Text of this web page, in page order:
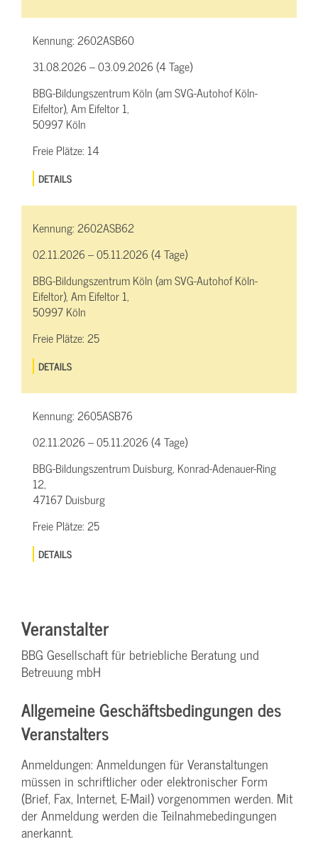
Kennung:2602ASB60
31.08.2026 – 03.09.2026 (4 Tage)
BBG-Bildungszentrum Köln (am SVG-Autohof Köln-
Eifeltor), Am Eifeltor 1,
50997 Köln
Freie Plätze: 14
DETAILS
Kennung:2602ASB62
02.11.2026 – 05.11.2026 (4 Tage)
BBG-Bildungszentrum Köln (am SVG-Autohof Köln-
Eifeltor), Am Eifeltor 1,
50997 Köln
Freie Plätze:25
DETAILS
Kennung:2605ASB76
02.11.2026 – 05.11.2026 (4 Tage)
BBG-Bildungszentrum Duisburg, Konrad-Adenauer-Ring
12,
47167 Duisburg
Freie Plätze:25
DETAILS
Veranstalter
BBG Gesellschaft für betriebliche Beratung und
Betreuung mbH
Allgemeine Geschäftsbedingungen des
Veranstalters
Anmeldungen: Anmeldungen für Veranstaltungen
müssen in schriftlicher oder elektronischer Form
(Brief, Fax, Internet, E-Mail) vorgenommen werden. Mit
der Anmeldung werden die Teilnahme­bedingungen
anerkannt.